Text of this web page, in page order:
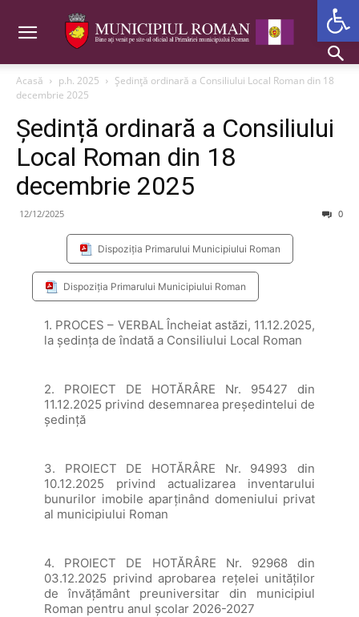
Acasă p.h. 2025
Ședință ordinară a Consiliului Local Roman din 18
decembrie 2025
Ședință ordinară a Consiliului
Local Roman din 18
decembrie 2025
12/12/2025 0
Dispoziția Primarului Municipiului Roman
Dispoziția Primarului Municipiului Roman
1. PROCES – VERBAL Încheiat astăzi, 11.12.2025,
la şedinţa de îndată a Consiliului Local Roman
2. PROIECT DE HOTĂRÂRE Nr. 95427 din
11.12.2025 privind desemnarea preşedintelui de
şedinţă
3. PROIECT DE HOTĂRÂRE Nr. 94993 din
10.12.2025 privind actualizarea inventarului
bunurilor imobile aparținând domeniului privat
al municipiului Roman
4. PROIECT DE HOTĂRÂRE Nr. 92968 din
03.12.2025 privind aprobarea rețelei unităților
de învățământ preuniversitar din municipiul
Roman pentru anul școlar 2026-2027